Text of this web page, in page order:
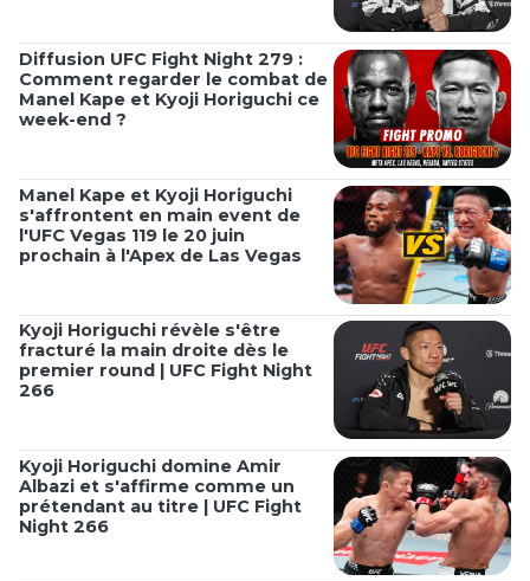
Diffusion UFC Fight Night 279 :
Comment regarder le combat de
Manel Kape et Kyoji Horiguchi ce
week-end ?
Manel Kape et Kyoji Horiguchi
s'affrontent en main event de
l'UFC Vegas 119 le 20 juin
prochain à l'Apex de Las Vegas
Kyoji Horiguchi révèle s'être
fracturé la main droite dès le
premier round | UFC Fight Night
266
Kyoji Horiguchi domine Amir
Albazi et s'affirme comme un
prétendant au titre | UFC Fight
Night 266